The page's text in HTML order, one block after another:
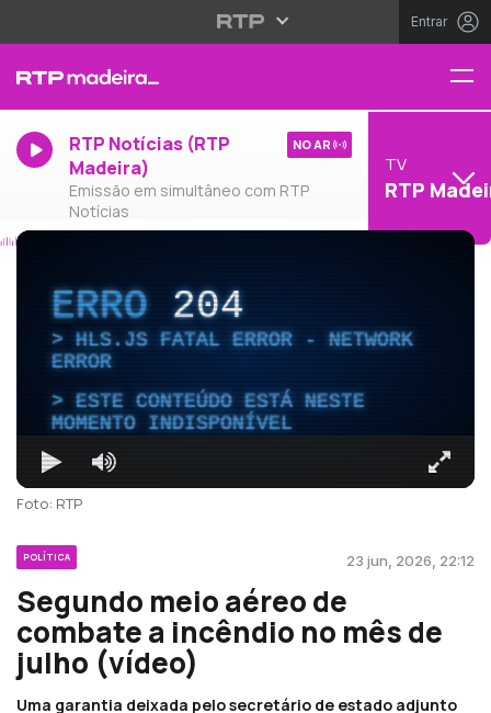
Entrar
RTP Notícias (RTP
Madeira)
Emissão em simultâneo com RTP
Notícias
NO AR
TV
RTP
ERRO204
HLS.JS FATAL ERROR - NETWORK
ERROR
ESTE CONTEÚDO ESTÁ NESTE
MOMENTO INDISPONÍVEL
Foto: RTP
POLÍTICA 23 jun, 2026, 22:12
Segundo meio aéreo de
combate a incêndio no mês de
julho (vídeo)
Uma garantia deixada pelo secretário de estado adjunto